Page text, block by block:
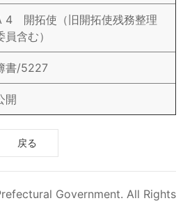
4 開拓使（旧開拓使残務整理
員含む）
書/5227
開
戻る
Government. All Rights